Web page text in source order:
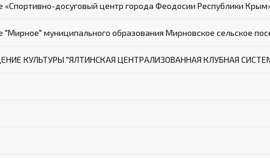
досуговый центр города Феодосии Республики
муниципального образования Мирновское сельское
КУЛЬТУРЫ "ЯЛТИНСКАЯ ЦЕНТРАЛИЗОВАННАЯ КЛУБНАЯ